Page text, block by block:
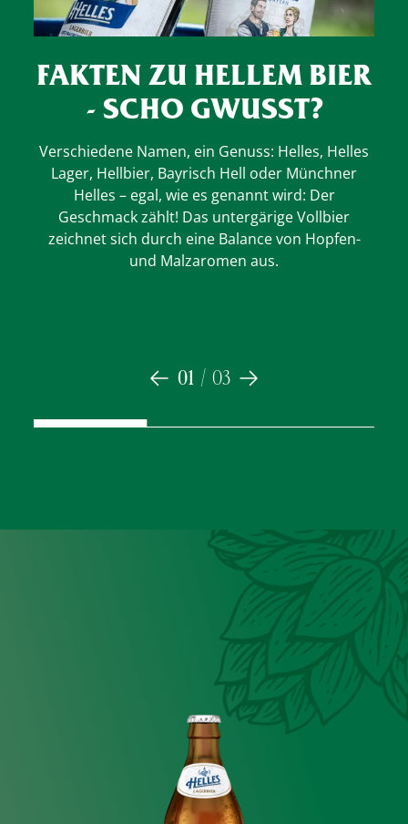
FAKTEN ZU HELLEM BIER
- SCHO GWUSST?
Verschiedene Namen, ein Genuss: Helles, Helles
Lager, Hellbier, Bayrisch Hell oder Münchner
Helles – egal, wie es genannt wird: Der
Geschmack zählt! Das untergärige Vollbier
zeichnet sich durch eine Balance von Hopfen-
und Malzaromen aus.
01 / 03